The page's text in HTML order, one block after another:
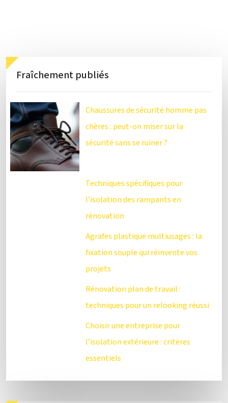
Fraîchement publiés
Chaussures de sécurité homme pas
chères : peut-on miser sur la
sécurité sans se ruiner ?
Techniques spécifiques pour
l’isolation des rampants en
rénovation
Agrafes plastique multiusages : la
fixation souple qui réinvente vos
projets
Rénovation plan de travail :
techniques pour un relooking réussi
Choisir une entreprise pour
l’isolation extérieure : critères
essentiels